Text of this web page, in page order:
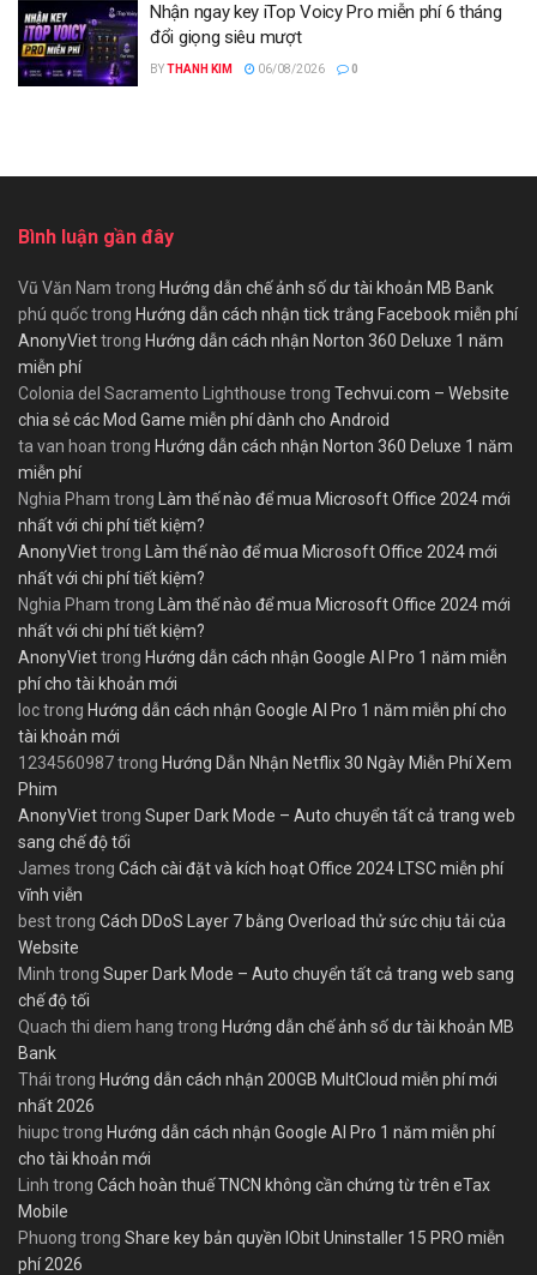
Nhận ngay key iTop Voicy Pro miễn phí 6 tháng
đổi giọng siêu mượt
BYTHANH KIM 06/08/2026 0
Bình luận gần đây
Vũ Văn Nam trong Hướng dẫn chế ảnh số dư tài khoản MB Bank
phú quốctrong Hướng dẫn cách nhận tick trắng Facebook miễn phí
AnonyViettrong Hướng dẫn cách nhận Norton 360 Deluxe 1 năm
miễn phí
Colonia del Sacramento Lighthouse trong Techvui.com – Website
chia sẻ các Mod Game miễn phí dành cho Android
ta van hoan trong Hướng dẫn cách nhận Norton 360 Deluxe 1 năm
miễn phí
Nghia Pham trong Làm thế nào để mua Microsoft Office 2024 mới
nhất với chi phí tiết kiệm?
AnonyViettrong Làm thế nào để mua Microsoft Office 2024 mới
nhất với chi phí tiết kiệm?
Nghia Pham trong Làm thế nào để mua Microsoft Office 2024 mới
nhất với chi phí tiết kiệm?
AnonyViettrong Hướng dẫn cách nhận Google AI Pro 1 năm miễn
phí cho tài khoản mới
loctrong Hướng dẫn cách nhận Google AI Pro 1 năm miễn phí cho
tài khoản mới
1234560987trong Hướng Dẫn Nhận Netflix 30 Ngày Miễn Phí Xem
Phim
AnonyViettrong Super Dark Mode – Auto chuyển tất cả trang web
sang chế độ tối
James trong Cách cài đặt và kích hoạt Office 2024 LTSC miễn phí
vĩnh viễn
besttrong Cách DDoS Layer 7 bằng Overload thử sức chịu tải của
Website
Minh trong Super Dark Mode – Auto chuyển tất cả trang web sang
chế độ tối
Quach thi diem hang trong Hướng dẫn chế ảnh số dư tài khoản MB
Bank
Thái trong Hướng dẫn cách nhận 200GB MultCloud miễn phí mới
nhất 2026
hiupctrong Hướng dẫn cách nhận Google AI Pro 1 năm miễn phí
cho tài khoản mới
Linh trong Cách hoàn thuế TNCN không cần chứng từ trên eTax
Mobile
Phuong trong Share key bản quyền IObit Uninstaller 15 PRO miễn
phí 2026